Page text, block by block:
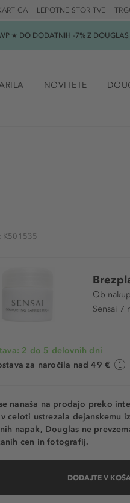
LEPOTNE STORITVE
★ DO DODATNIH -7% Z
NOVITETE
K501535
Ob
Sensai 7
2 do 5 delovnih dni
za naročila nad 49 €
nanaša na prodajo preko
celoti ustrezala dejanskemu
napak, Douglas ne
cen in fotografij.
DODAJTE V